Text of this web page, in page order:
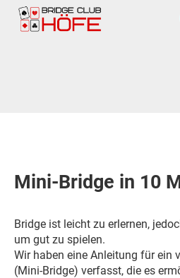
Mini-Bridge in 10
Bridge ist leicht zu erlernen,
um gut zu spielen.
Wir haben eine Anleitung für ein
(Mini-Bridge) verfasst, die es